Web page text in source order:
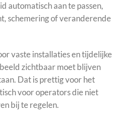
automatisch aan te passen,
schemering of veranderende
vaste installaties en tijdelijke
zichtbaar moet blijven
Dat is prettig voor het
voor operators die niet
bij te regelen.